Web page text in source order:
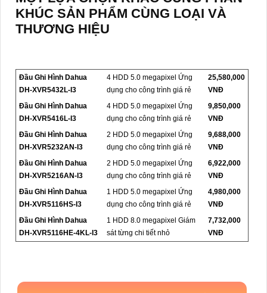
KHÚC SẢN PHẨM CÙNG LOẠI VÀ
THƯƠNG HIỆU
Đầu Ghi Hình Dahua
DH-XVR5432L-I3
4 HDD 5.0 megapixel Ứng
dụng cho công trình giá rẻ
25,580,000
VNĐ
Đầu Ghi Hình Dahua
DH-XVR5416L-I3
4 HDD 5.0 megapixel Ứng
dụng cho công trình giá rẻ
9,850,000
VNĐ
Đầu Ghi Hình Dahua
DH-XVR5232AN-I3
2 HDD 5.0 megapixel Ứng
dụng cho công trình giá rẻ
9,688,000
VNĐ
Đầu Ghi Hình Dahua
DH-XVR5216AN-I3
2 HDD 5.0 megapixel Ứng
dụng cho công trình giá rẻ
6,922,000
VNĐ
Đầu Ghi Hình Dahua
DH-XVR5116HS-I3
1 HDD 5.0 megapixel Ứng
dụng cho công trình giá rẻ
4,980,000
VNĐ
Đầu Ghi Hình Dahua
DH-XVR5116HE-4KL-I3
1 HDD 8.0 megapixel Giám
sát từng chi tiết nhỏ
7,732,000
VNĐ